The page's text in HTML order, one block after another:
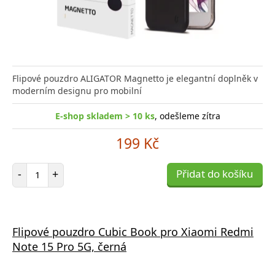
Flipové pouzdro ALIGATOR Magnetto je elegantní doplněk v
moderním designu pro mobilní
E-shop skladem > 10 ks, odešleme zítra
199 Kč
- Počet položek
+ Přidat do košíku
Flipové pouzdro Cubic Book pro Xiaomi Redmi
Note 15 Pro 5G, černá